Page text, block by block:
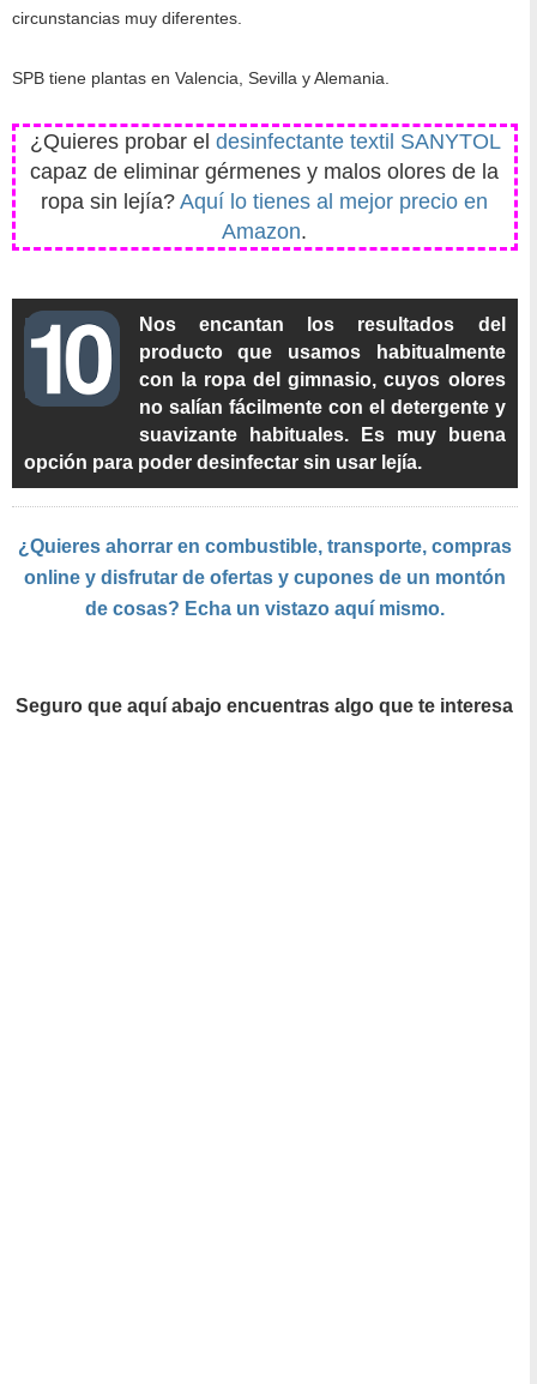
circunstancias muy diferentes.
SPB tiene plantas en Valencia, Sevilla y Alemania.
¿Quieres probar el desinfectante textil SANYTOL
capaz de eliminar gérmenes y malos olores de la
ropa sin lejía?Aquí lo tienes al mejor precio en
Amazon.
Nos encantan los resultados del
producto que usamos habitualmente
con la ropa del gimnasio, cuyos olores
no salían fácilmente con el detergente y
suavizante habituales. Es muy buena
opción para poder desinfectar sin usar lejía.
¿Quieres ahorrar en combustible, transporte, compras
online y disfrutar de ofertas y cupones de un montón
de cosas? Echa un vistazo aquí mismo.
Seguro que aquí abajo encuentras algo que te interesa